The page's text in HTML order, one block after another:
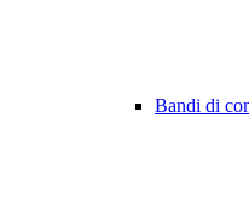
Bandi di